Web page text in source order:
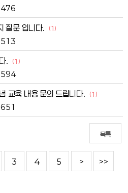
질문 입니다. (1)
. (1)
교육 내용 문의 드립니다. (1)
목록
3 4 5 > >>